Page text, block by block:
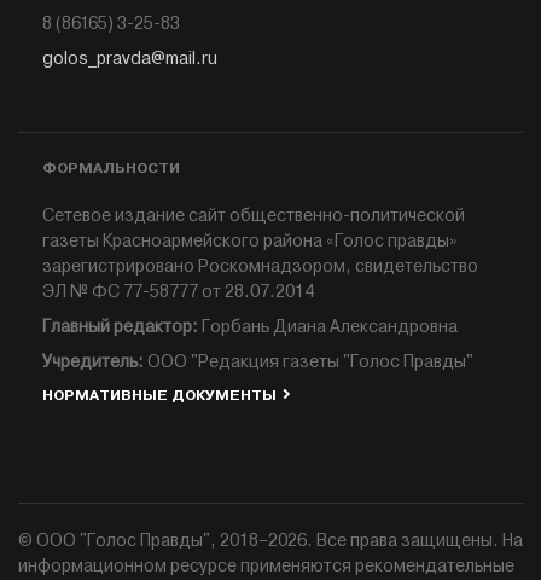
8 (86165) 3-25-83
golos_pravda@mail.ru
ФОРМАЛЬНОСТИ
Сетевое издание сайт общественно-политической
газеты Красноармейского района «Голос правды»
зарегистрировано Роскомнадзором, свидетельство
ЭЛ № ФС 77-58777 от 28.07.2014
Главный редактор: Горбань Диана Александровна
Учредитель: ООО "Редакция газеты "Голос Правды"
НОРМАТИВНЫЕ ДОКУМЕНТЫ
© ООО "Голос Правды", 2018–2026. Все права защищены. На
информационном ресурсе применяются рекомендательные